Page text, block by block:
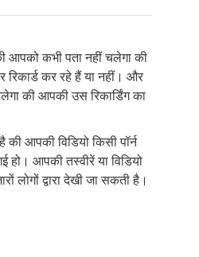
आपको कभी पता नहीं चलेगा की
रिकार्ड कर रहे हैं या नहीं। और
की आपकी उस रिकार्डिंग का
आपकी विडियो किसी पॉर्न
हो। आपकी तस्वीरें या विडियो
लोगों द्वारा देखी जा सकती है।